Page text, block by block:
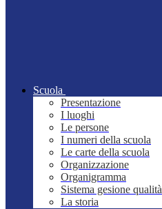
Scuola
Presentazione
I luoghi
Le persone
I numeri della scuola
Le carte della scuola
Organizzazione
Organigramma
Sistema gesione qualità
La storia